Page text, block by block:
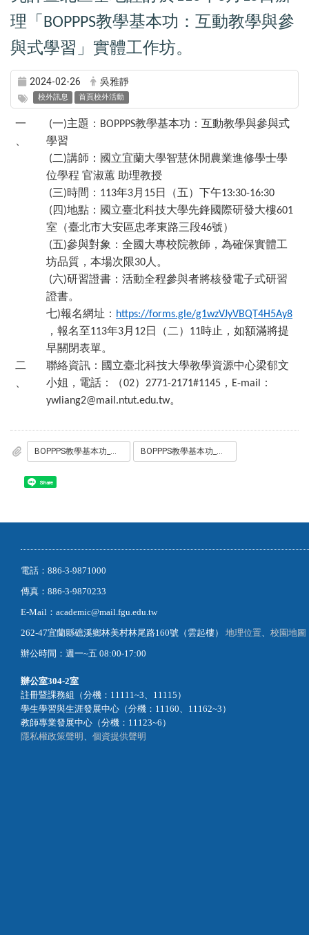
理「 BOPPPS教學基本功：互動教學與參
與式學習」實體工作坊。
2024-02-26 吳雅靜
校外訊息 首頁校外活動
一
(一)主題： BOPPPS教學基本功：互動教學與參與式
學習
(二)講師：國立宜蘭大學智慧休閒農業進修學士學
位學程 官淑蕙 助理教授
(三)時間： 113年3月 15日（五）下午13:30-16:30
( 四)地點：國立臺北科技大學先鋒國際研發大樓601
室（臺北市大安區忠孝東路三段46號）
(五)參與對象：全國大專校院教師，為確保實體工
坊品質，本場次限30 人。
(六)研習證書：活動全程參與者將核發電子式研習
證書。
七)報名網址： https://forms.gle/g1wzVJyVBQT4H5Ay8
，報名至113年3月 12日（二） 11時止，如額滿將提
早關閉表單。
二
聯絡資訊：國立臺北科技大學教學資源中心梁郁文
小姐，電話：（02） 2771-2171#1145 ， E-mail ：
ywliang2@mail.ntut.edu.tw。
BOPPPS教學基本功_互動教學與參與式學習_實體工作坊_1.pdf BOPPPS教學基本功_互動教學與參與式學習_實體工作坊_2.pdf
Share
電話：886-3-9871000
傳真：886-3-9870233
E-Mail：academic@mail.fgu.edu.tw
262-47宜蘭縣礁溪鄉林美村林尾路160號（雲起樓） 地理位置、 校園地圖
辦公時間：週一~五 08:00-17:00
辦公室304-2室
註冊暨課務組（分機：11111~3、11115）
學生學習與生涯發展中心（分機：11160、11162~3）
教師專業發展中心（分機：11123~6）
隱私權政策聲明 、 個資提供聲明